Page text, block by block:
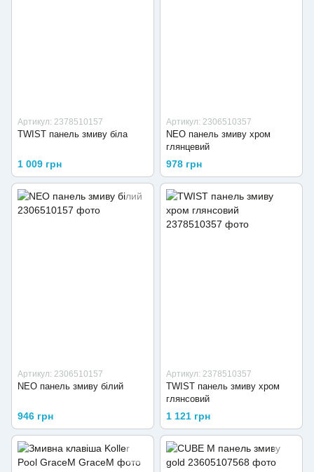
Артикул: 2378510157
TWIST панель змиву біла
1 009 грн
Артикул: 2306510357
NEO панель змиву хром
глянцевий
978 грн
Артикул: 2306510157
NEO панель змиву білий
946 грн
Артикул: 2378510357
TWIST панель змиву хром
глянсовий
1 121 грн